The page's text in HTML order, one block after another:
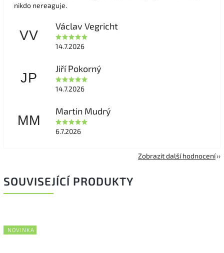
nikdo nereaguje.
VV
Václav Vegricht
14.7.2026
JP
Jiří Pokorný
14.7.2026
MM
Martin Mudrý
6.7.2026
Zobrazit další hodnocení
SOUVISEJÍCÍ PRODUKTY
NOVINKA